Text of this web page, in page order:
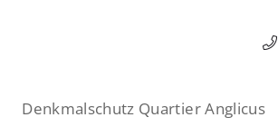
Denkmalschutz Quartier Anglicus